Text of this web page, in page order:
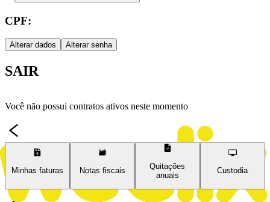
CPF:
Alterar dados Alterar senha
SAIR
Você não possui contratos ativos neste momento
Minhas faturas Notas fiscais
Quitações
anuais
Custodia